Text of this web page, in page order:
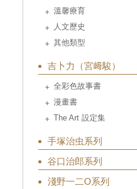
溫馨療育
人文歷史
其他類型
吉卜力（宮﨑駿）
全彩色故事書
漫畫書
The Art 設定集
手塚治虫系列
谷口治郎系列
淺野一二O系列